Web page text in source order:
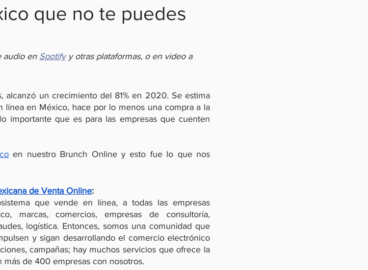
Estrategias Experiencia Negocios
que no te puedes
audio en Spotify y otras plataformas, o en video a
alcanzó un crecimiento del 81% en 2020. Se estima
en México, hace por lo menos una compra a la
importante que es para las empresas que cuenten
en nuestro Brunch Online y esto fue lo que nos
de Venta Online:
que vende en línea, a todas las empresas
marcas, comercios, empresas de consultoría,
logística. Entonces, somos una comunidad que
y sigan desarrollando el comercio electrónico
campañas; hay muchos servicios que ofrece la
de 400 empresas con nosotros.